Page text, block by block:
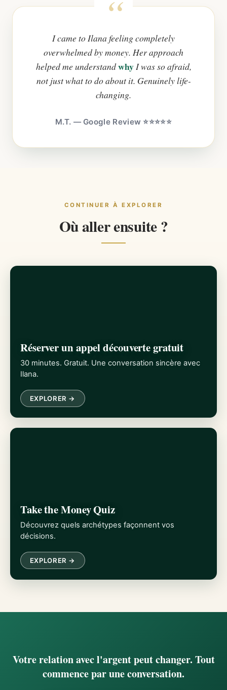
I came to Ilana feeling completely
overwhelmed by money. Her approach
helped me understandwhyI was so afraid,
not just what to do about it. Genuinely life-
changing.
M.T. — Google Review ⭐⭐⭐⭐⭐
CONTINUER À EXPLORER
Où aller ensuite ?
Réserver un appel découverte gratuit
30 minutes. Gratuit. Une conversation sincère avec
Ilana.
EXPLORER →
Take the Money Quiz
Découvrez quels archétypes façonnent vos
décisions.
EXPLORER →
Votre relation avec l'argent peut changer. Tout
commence par une conversation.